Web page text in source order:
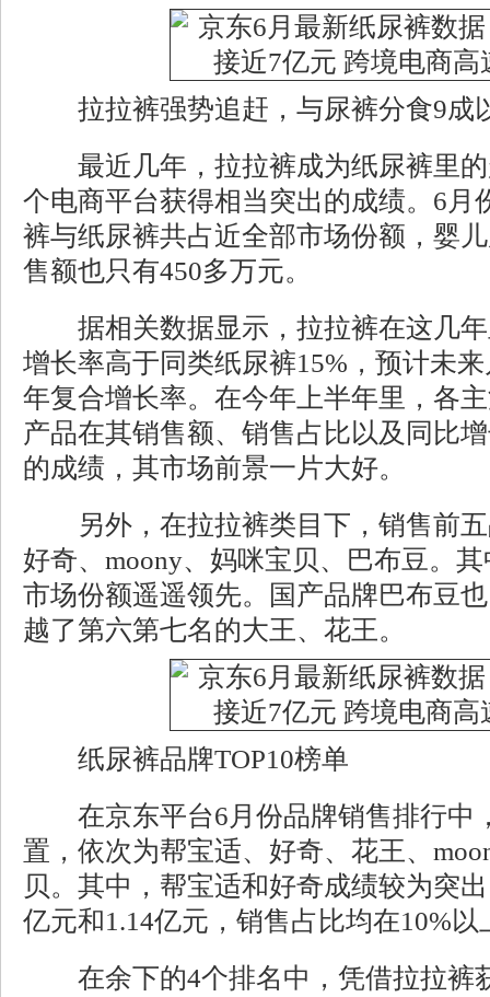
拉拉裤强势追赶，与尿裤分食9成
最近几年，拉拉裤成为纸尿裤里的
个电商平台获得相当突出的成绩。6月
裤与纸尿裤共占近全部市场份额，婴
售额也只有450多万元。
据相关数据显示，拉拉裤在这几年
增长率高于同类纸尿裤15%，预计未
年复合增长率。在今年上半年里，各
产品在其销售额、销售占比以及同比
的成绩，其市场前景一片大好。
另外，在拉拉裤类目下，销售前五
好奇、moony、妈咪宝贝、巴布豆。
市场份额遥遥领先。国产品牌巴布豆
越了第六第七名的大王、花王。
纸尿裤品牌TOP10榜单
在京东平台6月份品牌销售排行中
置，依次为帮宝适、好奇、花王、
贝。其中，帮宝适和好奇成绩较为突
亿元和1.14亿元，销售占比均在10%以
在余下的4个排名中，凭借拉拉裤